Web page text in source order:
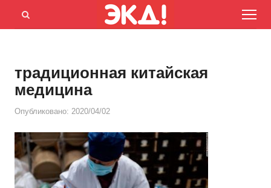
Menu
Открыть
традиционная китайская
медицина
Опубликовано: 2020/04/02